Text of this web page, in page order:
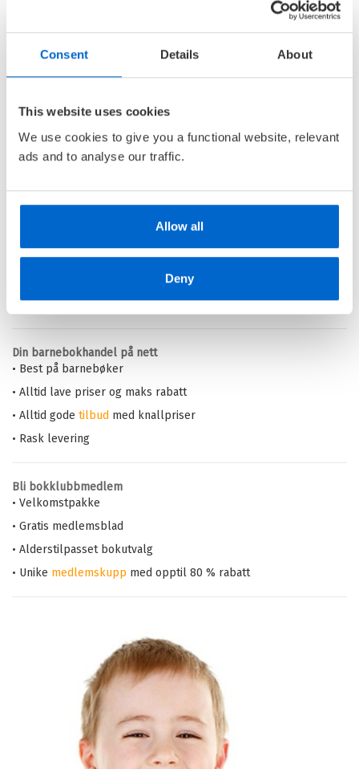
Consent Details About
This website uses cookies
We use cookies to give you a functional website, relevant
ads and to analyse our traffic.
Allow all
Deny
279,–
på gullosten
MUSSE & HELIUM /
CAMILLA
BRINCK
Innbundet
Ikke medlem
Kjøp
Barnas Egen Bokverden – 100% leselyst!
Din barnebokhandel på nett
• Best på barnebøker
• Alltid lave priser og maks rabatt
• Alltid gode tilbud med knallpriser
• Rask levering
Bli bokklubbmedlem
• Velkomstpakke
• Gratis medlemsblad
• Alderstilpasset bokutvalg
• Unike medlemskupp med opptil 80 % rabatt